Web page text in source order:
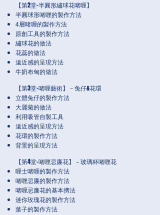
【第2堂-半圓形繡球花啫喱】
半圓球形啫喱的製作方法
4層啫喱的製作方法
原創工具的製作方法
繡球花的做法
花蕊的做法
遠近感的呈現方法
牛奶布甸的做法
【第3堂-啫喱藝術】－兔仔&花環
立體兔仔的製作方法
大麗菊的做法
利用吸管自製工具
遠近感的呈現方法
花環的製作方法
背景的呈現方法
【第4堂-啫喱忌廉花】－玻璃杯啫喱花
喱士啫喱的製作方法
啫喱忌廉的製作方法
啫喱忌廉花的基本擠法
迷你玫瑰花的製作方法
葉子的製作方法